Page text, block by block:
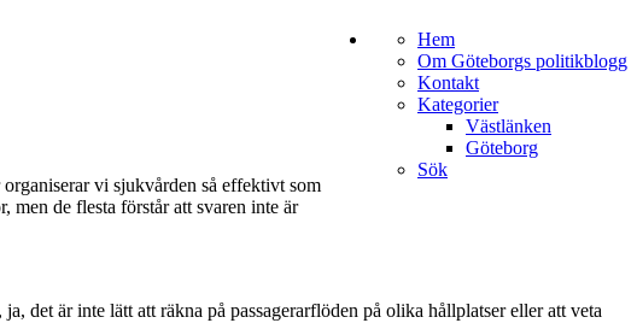
Hem
Om Göteborgs politikblogg
Kontakt
Kategorier
Västlänken
Göteborg
Sök
vi sjukvården så effektivt som
de flesta förstår att svaren inte är
det är inte lätt att räkna på passagerarflöden på olika hållplatser eller att veta